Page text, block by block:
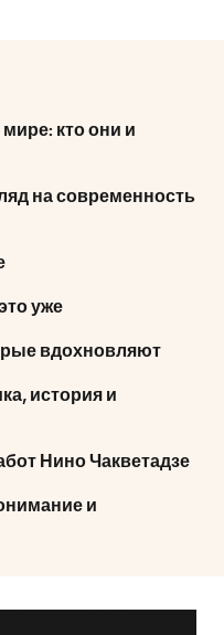
кто они и
на современность
уже
вдохновляют
история и
Нино Чакветадзе
и